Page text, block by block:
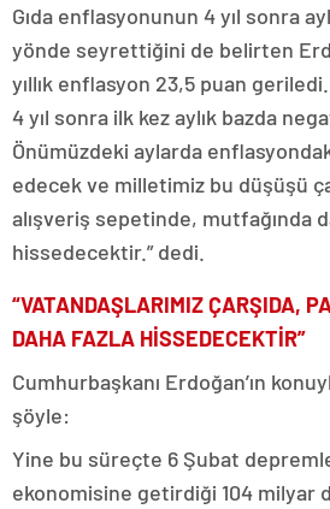
Gıda enflasyonunun 4 yıl sonra
yönde seyrettiğini de belirten
yıllık enflasyon 23,5 puan
4 yıl sonra ilk kez aylık bazda
Önümüzdeki aylarda
edecek ve milletimiz bu düşüşü
alışveriş sepetinde, mutfağında
hissedecektir.” dedi.
“VATANDAŞLARIMIZ ÇARŞIDA,
DAHA FAZLA HİSSEDECEKTİR”
Cumhurbaşkanı Erdoğan’ın
şöyle:
Yine bu süreçte 6 Şubat
ekonomisine getirdiği 104 milyar